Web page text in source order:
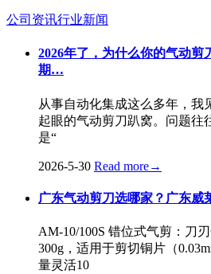
公司资讯行业新闻
2026年了，为什么你的气动剪
期…
从事自动化集成这么多年，我
起眼的气动剪刀趴窝。问题往
是“
2026-5-30 Read more→
广东气动剪刀选哪家？广东威
AM-10/100S 错位式气剪：刀
300g，适用于剪切铜片（
量灵活10